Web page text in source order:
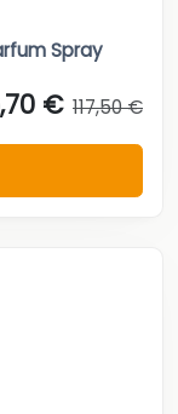
Spray
€ 117,50 €